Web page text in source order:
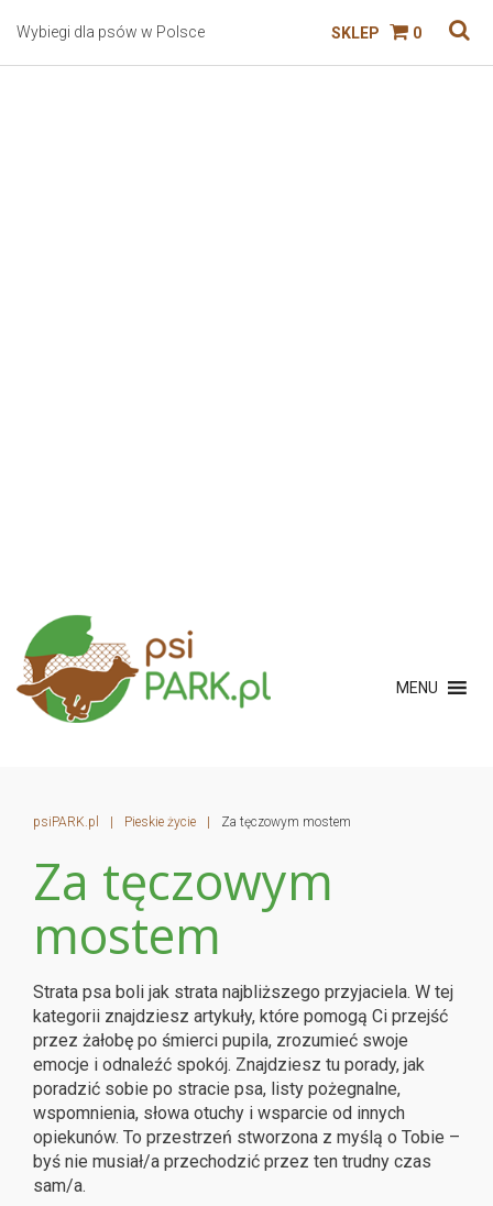
Wybiegi dla psów w Polsce SKLEP 0
MENU
psiPARK.pl | Pieskie życie | Za tęczowym mostem
Za tęczowym
mostem
Strata psa boli jak strata najbliższego przyjaciela. W tej
kategorii znajdziesz artykuły, które pomogą Ci przejść
przez żałobę po śmierci pupila, zrozumieć swoje
emocje i odnaleźć spokój. Znajdziesz tu porady, jak
poradzić sobie po stracie psa, listy pożegnalne,
wspomnienia, słowa otuchy i wsparcie od innych
opiekunów. To przestrzeń stworzona z myślą o Tobie –
byś nie musiał/a przechodzić przez ten trudny czas
sam/a.